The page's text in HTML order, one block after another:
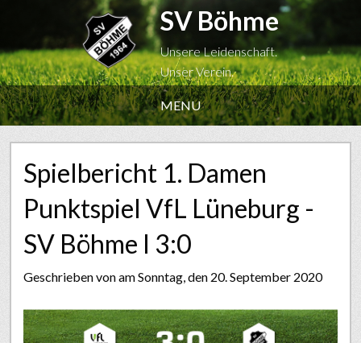
SV Böhme
Unsere Leidenschaft.
Unser Verein.
MENU
Spielbericht 1. Damen
Punktspiel VfL Lüneburg -
SV Böhme I 3:0
Geschrieben vonam Sonntag, den 20. September 2020